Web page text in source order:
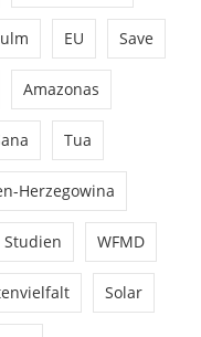
EU Save
Amazonas
Tua
Herzegowina
Studien WFMD
Solar